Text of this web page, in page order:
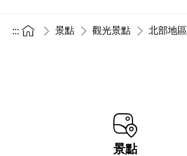
::: 景點 觀光景點 北部地區
景點